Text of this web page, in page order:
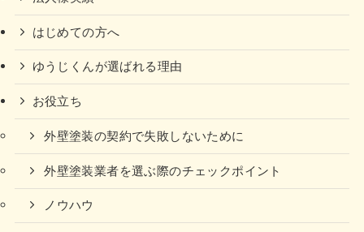
はじめての方へ
ゆうじくんが選ばれる理由
お役立ち
外壁塗装の契約で失敗しないために
外壁塗装業者を選ぶ際のチェックポイント
ノウハウ